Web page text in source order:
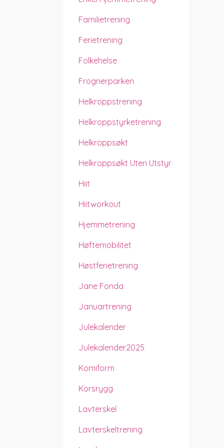
Familietrening
Ferietrening
Folkehelse
Frognerparken
Helkroppstrening
Helkroppstyrketrening
Helkroppsøkt
Helkroppsøkt Uten Utstyr
Hiit
Hiitworkout
Hjemmetrening
Høftemobilitet
Høstferietrening
Jane Fonda
Januartrening
Julekalender
Julekalender2025
Komiform
Korsrygg
Lavterskel
Lavterskeltrening